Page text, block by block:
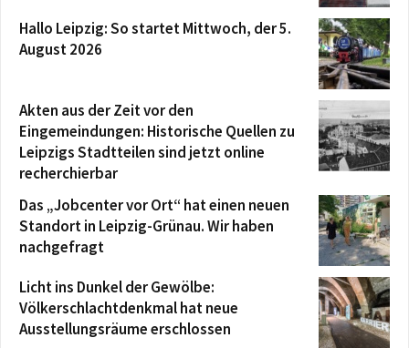
Hallo Leipzig: So startet Mittwoch, der 5.
August 2026
Akten aus der Zeit vor den
Eingemeindungen: Historische Quellen zu
Leipzigs Stadtteilen sind jetzt online
recherchierbar
Das „Jobcenter vor Ort“ hat einen neuen
Standort in Leipzig-Grünau. Wir haben
nachgefragt
Licht ins Dunkel der Gewölbe:
Völkerschlachtdenkmal hat neue
Ausstellungsräume erschlossen